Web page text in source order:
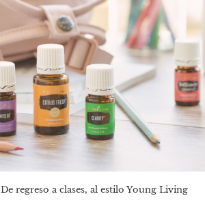
De regreso a clases, al estilo Young Living